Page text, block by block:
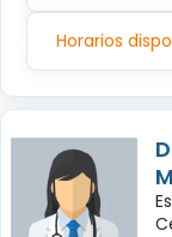
Horarios